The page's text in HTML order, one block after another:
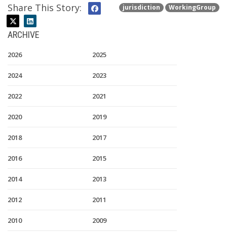
jurisdiction WorkingGroup
Share This Story:
ARCHIVE
2026 2025
2024 2023
2022 2021
2020 2019
2018 2017
2016 2015
2014 2013
2012 2011
2010 2009